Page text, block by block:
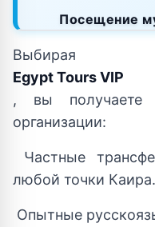
Посещение
Выбирая
Egypt Tours VIP
, вы получаете
организации:
Частные
любой точки Каира.
Опытные